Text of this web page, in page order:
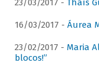
23/03/2017 - Thaís
16/03/2017 - Áurea
23/02/2017 - Maria
blocos!”